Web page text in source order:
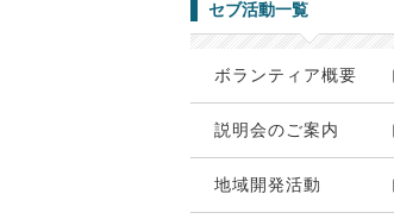
セブ活動一覧
ボランティア概要
説明会のご案内
地域開発活動